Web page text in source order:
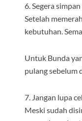
6. Segera
Setelah
kebutuhan.
Untuk Bunda
pulang sebelum
7. Jangan lupa
Meski sudah